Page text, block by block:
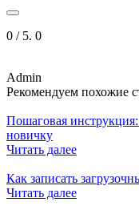
0 / 5. 0
Admin
Рекомендуем похожие
Пошаговая
новичку
Читать далее
Как записать
Читать далее